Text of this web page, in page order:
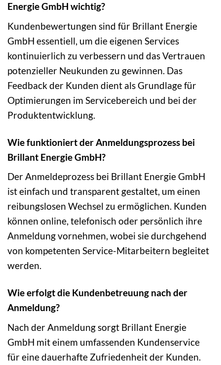
Energie GmbH wichtig?
Kundenbewertungen sind für Brillant Energie
GmbH essentiell, um die eigenen Services
kontinuierlich zu verbessern und das Vertrauen
potenzieller Neukunden zu gewinnen. Das
Feedback der Kunden dient als Grundlage für
Optimierungen im Servicebereich und bei der
Produktentwicklung.
Wie funktioniert der Anmeldungsprozess bei
Brillant Energie GmbH?
Der Anmeldeprozess bei Brillant Energie GmbH
ist einfach und transparent gestaltet, um einen
reibungslosen Wechsel zu ermöglichen. Kunden
können online, telefonisch oder persönlich ihre
Anmeldung vornehmen, wobei sie durchgehend
von kompetenten Service-Mitarbeitern begleitet
werden.
Wie erfolgt die Kundenbetreuung nach der
Anmeldung?
Nach der Anmeldung sorgt Brillant Energie
GmbH mit einem umfassenden Kundenservice
für eine dauerhafte Zufriedenheit der Kunden.